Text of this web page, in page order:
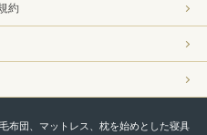
約
布団、マットレス、枕を始めとした寝具